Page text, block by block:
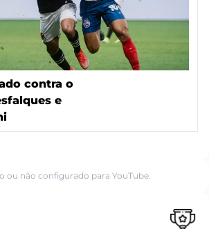
contra o
e
ou não configurado para YouTube.